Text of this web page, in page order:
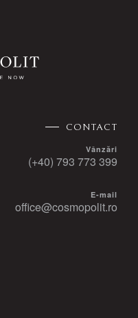
CONTACT
Vânzări
(+40) 793 773 399
E-mail
office@cosmopolit.ro